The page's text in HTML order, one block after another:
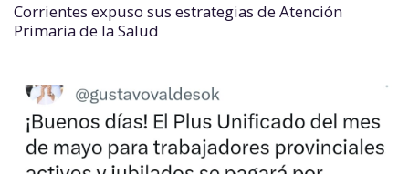
Corrientes expuso sus estrategias de Atención
Primaria de la Salud